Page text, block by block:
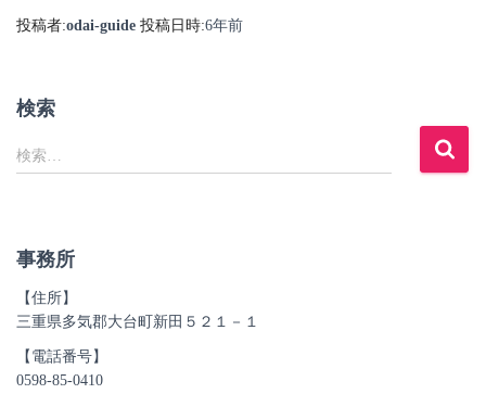
投稿者:odai-guide 投稿日時:6年前
検索
検
索
検索…
事務所
【住所】
三重県多気郡大台町新田５２１－１
【電話番号】
0598-85-0410